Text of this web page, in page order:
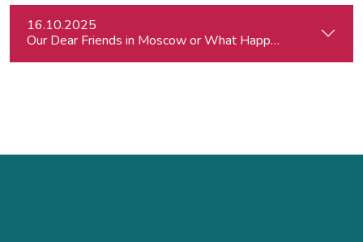
16.10.2025
Our Dear Friends in Moscow or What Happened to